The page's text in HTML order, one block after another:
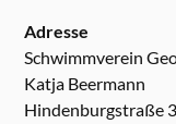
Adresse
Schwimmverein
Katja Beermann
Hindenburgstraße